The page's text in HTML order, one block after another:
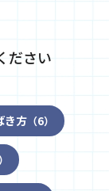
ださい
き方（6）